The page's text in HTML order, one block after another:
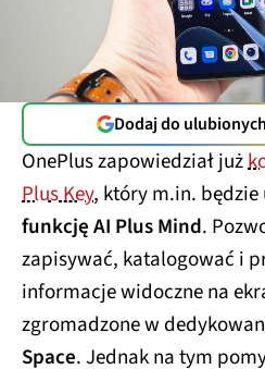
Dodaj do
OnePlus zapowiedział już
Plus Key, który m.in. będzie
funkcję AI Plus Mind.
zapisywać, katalogować i
informacje widoczne na
zgromadzone w
Space. Jednak na tym